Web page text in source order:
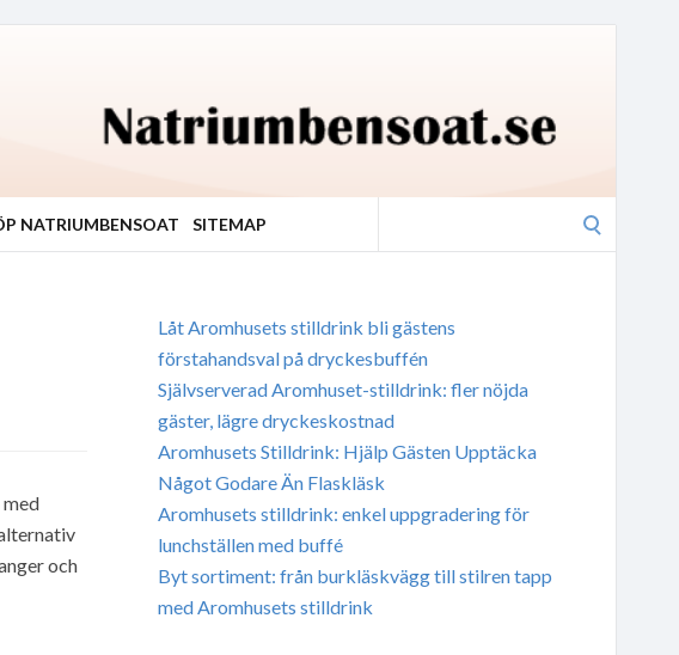
NATRIUMBENSOAT SITEMAP
och
Låt Aromhusets stilldrink bli gästens
förstahandsval på dryckesbuffén
Självserverad Aromhuset-stilldrink: fler nöjda
gäster, lägre dryckeskostnad
Aromhusets Stilldrink: Hjälp Gästen Upptäcka
Något Godare Än Flaskläsk
Aromhusets stilldrink: enkel uppgradering för
lunchställen med buffé
Byt sortiment: från burkläskvägg till stilren tapp
med Aromhusets stilldrink